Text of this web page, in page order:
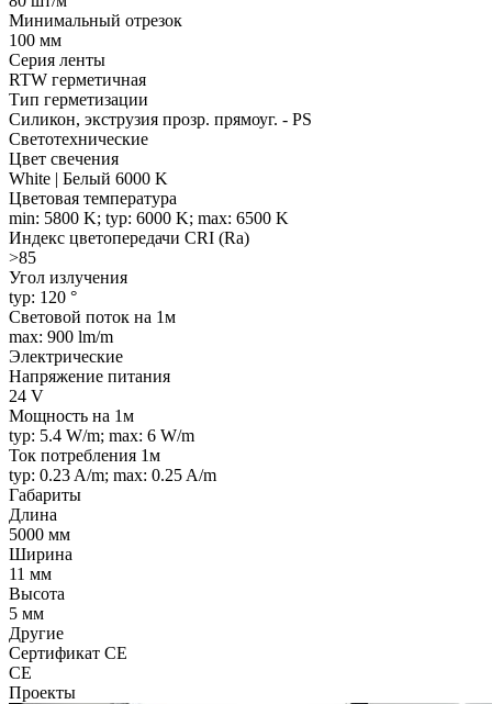
Минимальный отрезок
100 мм
Серия ленты
RTW герметичная
Тип герметизации
Силикон, экструзия прозр. прямоуг. - PS
Светотехнические
Цвет свечения
White | Белый 6000 K
Цветовая температура
min: 5800 K; typ: 6000 K; max: 6500 K
Индекс цветопередачи CRI (Ra)
>85
Угол излучения
typ: 120 °
Световой поток на 1м
max: 900 lm/m
Электрические
Напряжение питания
24 V
Мощность на 1м
typ: 5.4 W/m; max: 6 W/m
Ток потребления 1м
typ: 0.23 A/m; max: 0.25 A/m
Габариты
Длина
5000 мм
Ширина
11 мм
Высота
5 мм
Другие
Сертификат CE
CE
Проекты